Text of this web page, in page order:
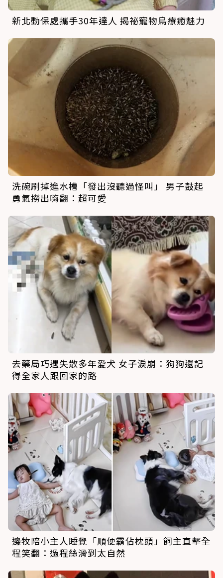
新北動保處攜手30年達人 揭祕寵物鳥療癒魅力
洗碗刷掉進水槽「發出沒聽過怪叫」 男子鼓起
勇氣撈出嗨翻：超可愛
去藥局巧遇失散多年愛犬 女子淚崩：狗狗還記
得全家人跟回家的路
邊牧陪小主人睡覺「順便霸佔枕頭」飼主直擊全
程笑翻：過程絲滑到太自然